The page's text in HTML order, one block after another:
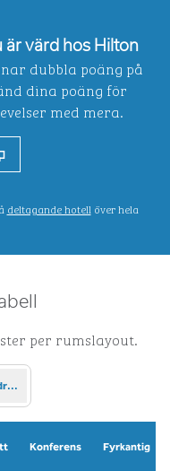
är värd hos Hilton
dubbla poäng på
dina poäng för
med mera.
deltagande hotell.Öppnar ny flik
över hela
per rumslayout.
Konferens Fyrkantig